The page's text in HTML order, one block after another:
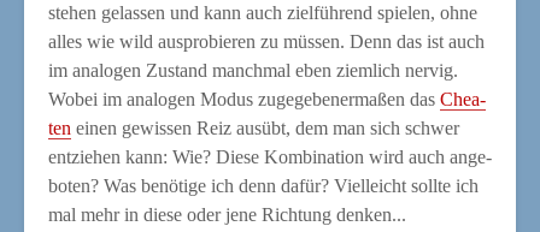
ste­hen gelas­sen und kann auch ziel­füh­rend spie­len, ohne
alles wie wild aus­pro­bie­ren zu müs­sen. Denn das ist auch
im ana­lo­gen Zustand manch­mal eben ziem­lich ner­vig.
Wobei im ana­lo­gen Modus zuge­ge­be­ner­ma­ßen das Chea­
ten einen gewis­sen Reiz aus­übt, dem man sich schwer
ent­zie­hen kann: Wie? Die­se Kom­bi­na­ti­on wird auch ange­
bo­ten? Was benö­ti­ge ich denn dafür? Viel­leicht soll­te ich
mal mehr in die­se oder jene Rich­tung denken...